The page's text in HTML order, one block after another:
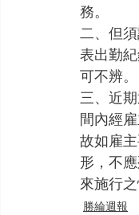
務。
二、但
表出勤
可不辨。
三、近
間內經
故如雇
形，不
來施行
勝綸週報